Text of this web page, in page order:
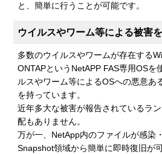
と、簡単に行うことが可能です。
ウイルスやワーム等による被害
多数のウイルスやワームが存在する
ONTAPというNetAPP FAS専用OSを
ルスやワーム等によるOSへの悪意あ
を持っています。
近年多大な被害が報告されているラ
配もありません。
万が一、NetApp内のファイルが感染
Snapshot領域から簡単に即時復旧が